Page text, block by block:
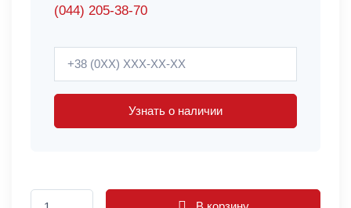
(044) 205-38-70
Узнать о наличии